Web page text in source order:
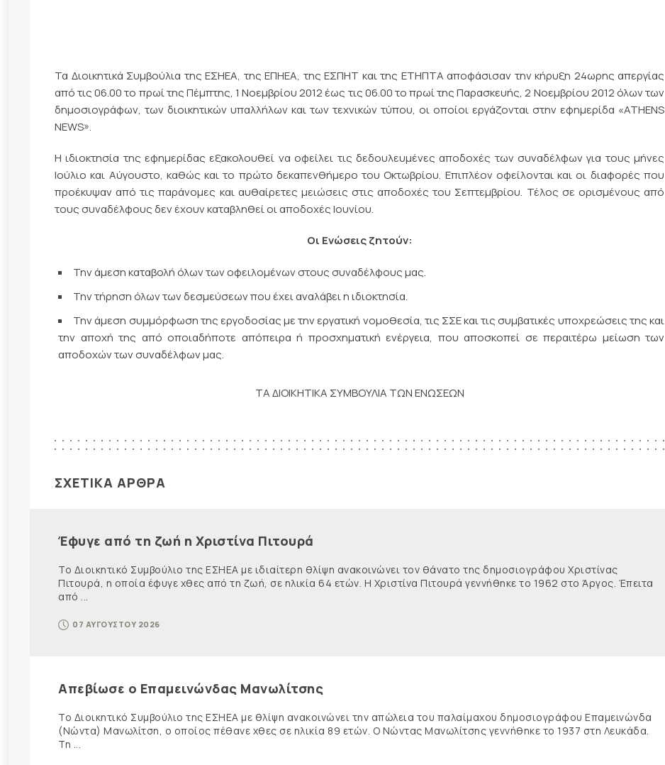
Τα Διοικητικά Συμβούλια της ΕΣΗΕΑ, της ΕΠΗΕΑ, της ΕΣΠΗΤ και της ΕΤΗΠΤΑ αποφάσισαν την κήρυξη 24ωρης απεργίας
από τις 06.00 το πρωί της Πέμπτης, 1 Νοεμβρίου 2012 έως τις 06.00 το πρωί της Παρασκευής, 2 Νοεμβρίου 2012 όλων των
δημοσιογράφων, των διοικητικών υπαλλήλων και των τεχνικών τύπου, οι οποίοι εργάζονται στην εφημερίδα «ATHENS
NEWS».
Η ιδιοκτησία της εφημερίδας εξακολουθεί να οφείλει τις δεδουλευμένες αποδοχές των συναδέλφων για τους μήνες
Ιούλιο και Αύγουστο, καθώς και το πρώτο δεκαπενθήμερο του Οκτωβρίου. Επιπλέον οφείλονται και οι διαφορές που
προέκυψαν από τις παράνομες και αυθαίρετες μειώσεις στις αποδοχές του Σεπτεμβρίου. Τέλος σε ορισμένους από
τους συναδέλφους δεν έχουν καταβληθεί οι αποδοχές Ιουνίου.
Οι Ενώσεις ζητούν:
Την άμεση καταβολή όλων των οφειλομένων στους συναδέλφους μας.
Την τήρηση όλων των δεσμεύσεων που έχει αναλάβει η ιδιοκτησία.
Την άμεση συμμόρφωση της εργοδοσίας με την εργατική νομοθεσία, τις ΣΣΕ και τις συμβατικές υποχρεώσεις της και
την αποχή της από οποιαδήποτε απόπειρα ή προσχηματική ενέργεια, που αποσκοπεί σε περαιτέρω μείωση των
αποδοχών των συναδέλφων μας.
ΤΑ ΔΙΟΙΚΗΤΙΚΑ ΣΥΜΒΟΥΛΙΑ ΤΩΝ ΕΝΩΣΕΩΝ
ΣΧΕΤΙΚΑ ΑΡΘΡΑ
Έφυγε από τη ζωή η Χριστίνα Πιτουρά
Το Διοικητικό Συμβούλιο της ΕΣΗΕΑ με ιδιαίτερη θλίψη ανακοινώνει τον θάνατο της δημοσιογράφου Χριστίνας
Πιτουρά, η οποία έφυγε χθες από τη ζωή, σε ηλικία 64 ετών. Η Χριστίνα Πιτουρά γεννήθηκε το 1962 στο Άργος. Έπειτα
από ...
07 ΑΥΓΟΥΣΤΟΥ 2026
Απεβίωσε ο Επαμεινώνδας Μανωλίτσης
Το Διοικητικό Συμβούλιο της ΕΣΗΕΑ με θλίψη ανακοινώνει την απώλεια του παλαίμαχου δημοσιογράφου Επαμεινώνδα
(Νώντα) Μανωλίτση, ο οποίος πέθανε χθες σε ηλικία 89 ετών. Ο Νώντας Μανωλίτσης γεννήθηκε το 1937 στη Λευκάδα.
Τη ...